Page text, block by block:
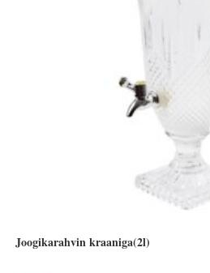
Joogikarahvin kraaniga(2l)